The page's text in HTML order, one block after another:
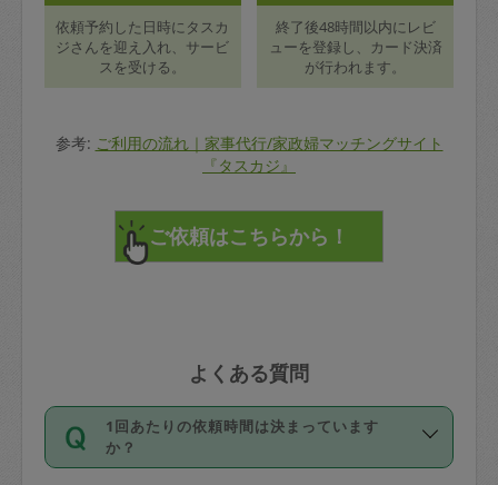
依頼予約した日時にタスカ
ジさんを迎え入れ、サービ
スを受ける。
終了後48時間以内にレビ
ューを登録し、カード決済
が行われます。
参考: ご利用の流れ｜家事代行/家政婦マッチングサイト
『タスカジ』
よくある質問
1回あたりの依頼時間は決まっています
か？